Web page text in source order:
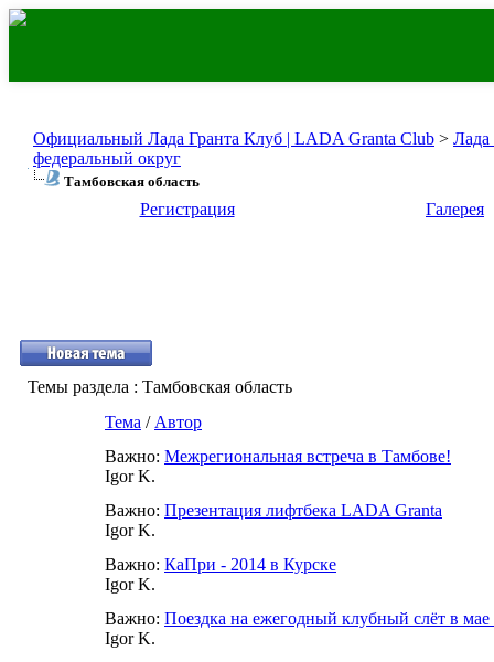
Официальный Лада Гранта Клуб | LADA Granta Club > Лада
федеральный округ
Тамбовская область
Регистрация Галерея
Темы раздела : Тамбовская область
Тема / Автор
Важно: Межрегиональная встреча в Тамбове!
Igor K.
Важно: Презентация лифтбека LADA Granta
Igor K.
Важно: КаПри - 2014 в Курске
Igor K.
Важно: Поездка на ежегодный клубный слёт в
Igor K.